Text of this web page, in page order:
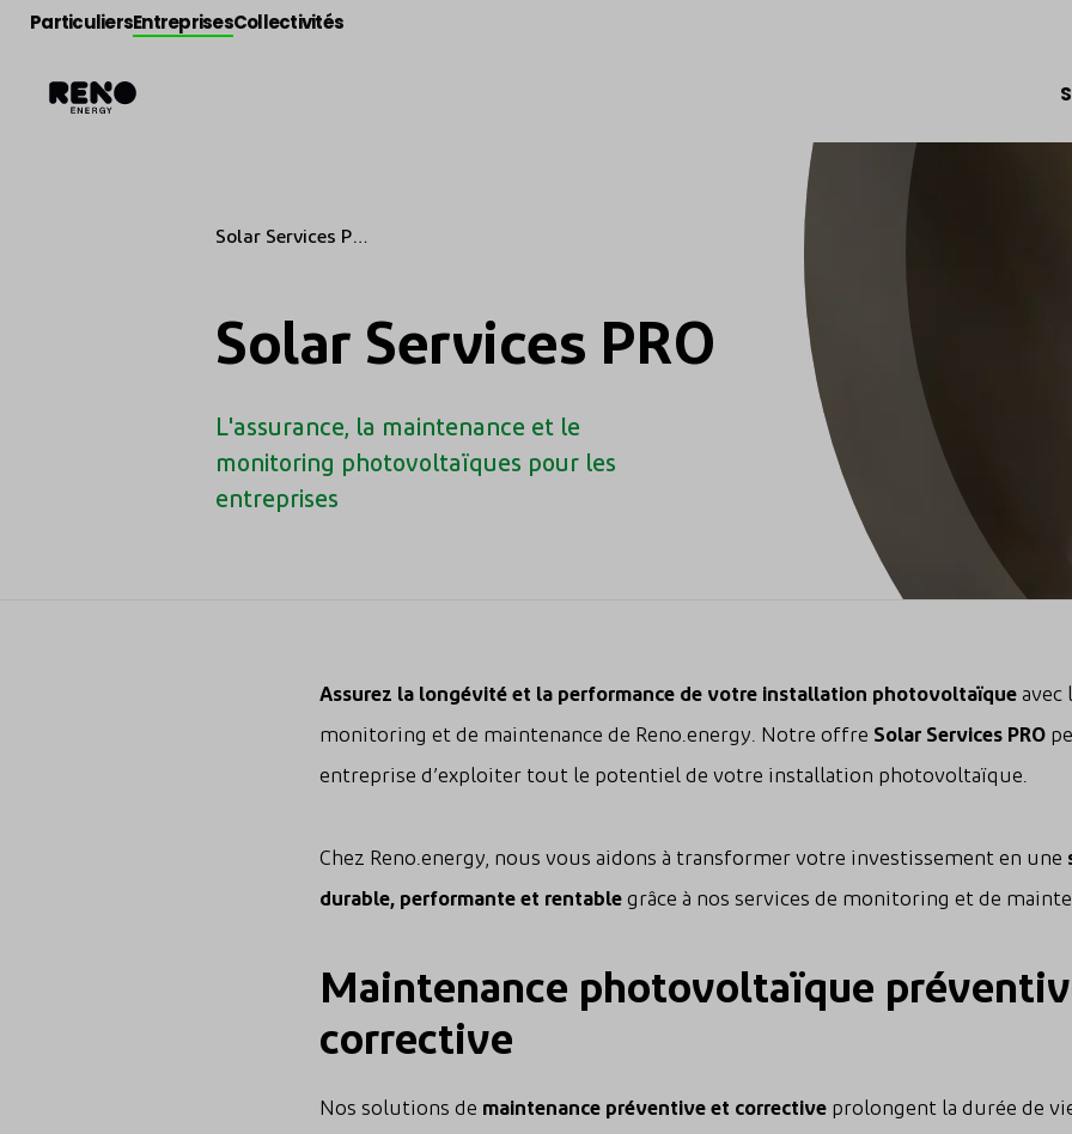
ParticuliersEntreprisesCollectivités
Solar Services PRO
les entreprises
Solar Services PRO
L'assurance, la maintenance et le
monitoring photovoltaïques pour les
entreprises
Assurez la longévité et la performance de votre installation photovoltaïque avec
monitoring et de maintenance de Reno.energy. Notre offre Solar Services PRO
entreprise d’exploiter tout le potentiel de votre installation photovoltaïque.
Chez Reno.energy, nous vous aidons à transformer votre investissement en une
durable, performante et rentable grâce à nos services de monitoring et de
Maintenance photovoltaïque
corrective
Nos solutions de maintenance préventive et corrective prolongent la durée de